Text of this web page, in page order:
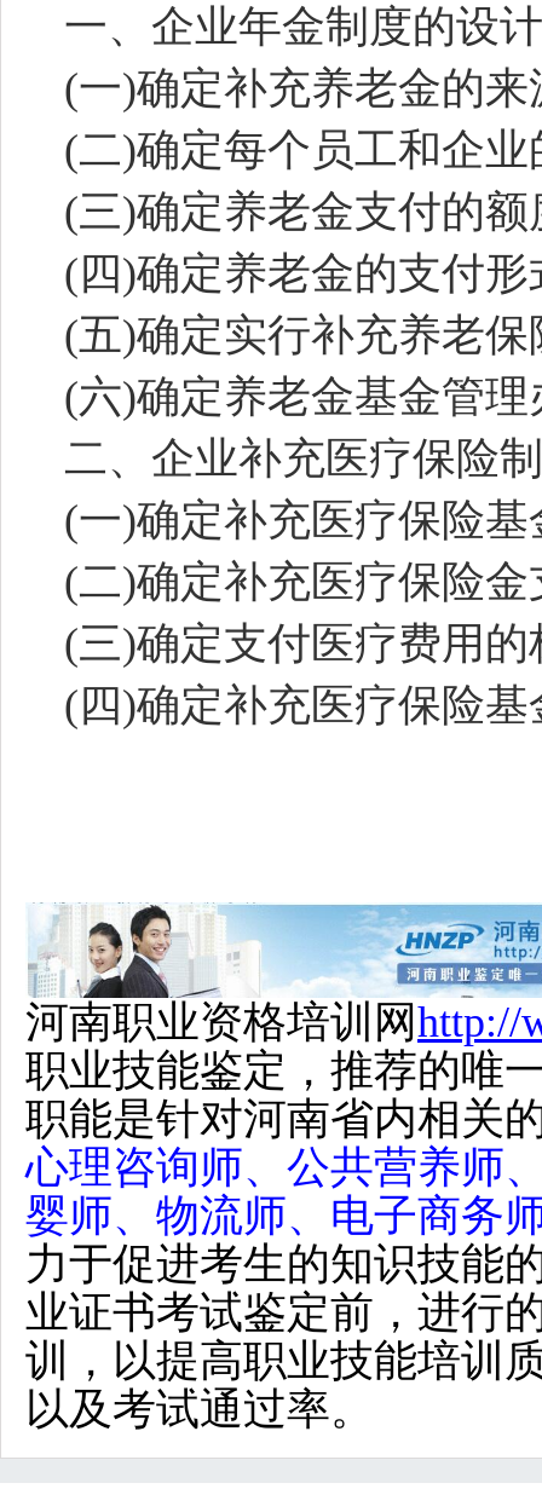
一、企业年金制度的设
(一)确定补充养老金的来
(二)确定每个员工和企
(三)确定养老金支付的额
(四)确定养老金的支付形
(五)确定实行补充养老保
(六)确定养老金基金管理
二、企业补充医疗保险
(一)确定补充医疗保险
(二)确定补充医疗保险
(三)确定支付医疗费用的
(四)确定补充医疗保险
河南职业资格培训网http://
职业技能鉴定，推荐的唯
职能是针对河南省内相关
心理咨询师、公共营养师
婴师、物流师、电子商务
力于促进考生的知识技能
业证书考试鉴定前，进行
训，以提高职业技能培训
以及考试通过率。